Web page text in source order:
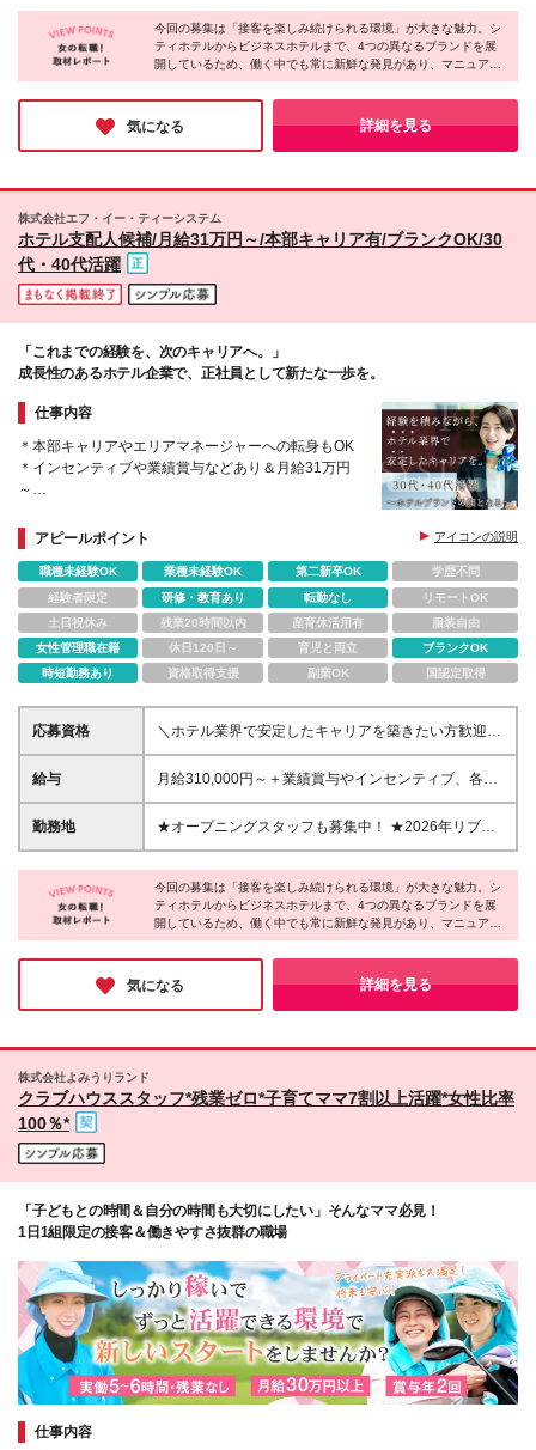
ず、固定残業代として支給し、20時間を超える時間外
労働は追加で支給。 ※金額は各個人の基本給によって
決定いたします。 ※研修制度あり 3ヶ月（労働条件の
リア（福岡県） ・ザ・セレクトン久留米 ・いやし処
ほてる寛楽 久留米駅前 ◎御殿場エリア（静岡県） ・
ザ・セレクトン富士山御殿場インター ・いやし処ほ
てる寛楽 富士山御殿場 ・ホテルセレクトイン富士山
御殿場 ・ほてる寛楽プレミア富士山・新御殿場イン
ター・国道246 ▼ホテル内の雰囲気などはこちらより
ルスタッフとして、活躍いただける方をお待ちしてい
ます！ 【全国50店舗でも採用中！】 東北エリア、関
国エリア、九州エリアにも店舗がございます！ ▼詳
勤可能な場合は、キャリアステップの中で移動の可能
性あり。 (変更の範囲)上記を除く当社関連勤務地
今回の募集は「接客を楽しみ続けられる環境」が大きな魅力。シ
ティホテルからビジネスホテルまで、4つの異なるブランドを展
開しているため、働く中でも常に新鮮な発見があり、マニュアル
通りの接客一辺倒ではなく、その場その場での気配りが喜ばれま
す。人が好き当方やこれまでの接客スキルを存分に活かせると思
います。ホテル業界で接客を長く続けたい方に、是非お勧めした
いです。
気になる 詳細を見る
株式会社エフ・イー・ティーシステム
ホテル支配人候補/月給31万円～/本部キャリア有/ブランクOK/30
代・40代活躍
「これまでの経験を、次のキャリアへ。」
成長性のあるホテル企業で、正社員として新たな一歩を。
仕事内容
＊本部キャリアやエリアマネージャーへの転身もOK
＊インセンティブや業績賞与などあり＆月給31万円
～
＊10年～30年超えの長期勤続メンバーも多数
アピールポイント アイコンの説明
職種未経験OK 業種未経験OK 第二新卒OK
学歴不問
経験者限定
研修・教育あり 転勤なし
リモートOK
土日祝休み
残業20時間以内 産育休活用有
服装自由
女性管理職在籍
休日120日～ 育児と両立
ブランクOK
時短勤務あり
資格取得支援 副業OK 国認定取得
応募資格
＼ホテル業界で安定したキャリアを築きたい方歓迎／
＊お人柄重視の採用です ＊ホテル業界に興味があ
る・好きな方も大歓迎です ■高卒以上 ■社会人経験3
な方 ・長期的キャリア形成を望む方 ・正社員として
腰を据えて長く働きたい方 ・数字を読むことに抵抗
自分のキャリアをしっかり築いていきたい方
給与
月給310,000円～＋業績賞与やインセンティブ、各種
手当 ★前職の給与を考慮します ★インセンティブ制
度あり ★職務手当、役職手当、交通費支給（上限2万
業代として支給し、20時間を超える時間外労働は追加
で支給。 ※金額は各個人の基本給によって決定いたし
ます。 ※研修制度あり 3ヶ月（労働条件の差異なし）
勤務地
★オープニングスタッフも募集中！ ★2026年リブラ
ンドオープン予定 【積極採用中の店舗】 ◎久留米エ
リア（福岡県） ・ザ・セレクトン久留米 ・いやし処
ほてる寛楽 久留米駅前 ◎御殿場エリア（静岡県） ・
ザ・セレクトン富士山御殿場インター ・いやし処ほ
てる寛楽 富士山御殿場 ・ホテルセレクトイン富士山
御殿場 ・ほてる寛楽プレミア富士山・新御殿場イン
ター・国道246 ▼ホテル内の雰囲気などはこちらより
スタッフとして、活躍いただける方をお待ちしていま
す！ 【全国50店舗でも採用中！】 東北エリア、関東
可能な場合は、キャリアステップの中で移動の可能性
あり。 (変更の範囲)上記を除く当社関連勤務地
今回の募集は「接客を楽しみ続けられる環境」が大きな魅力。シ
ティホテルからビジネスホテルまで、4つの異なるブランドを展
開しているため、働く中でも常に新鮮な発見があり、マニュアル
通りの接客一辺倒ではなく、その場その場での気配りが喜ばれま
す。人が好き当方やこれまでの接客スキルを存分に活かせると思
います。ホテル業界で接客を長く続けたい方に、是非お勧めした
いです。
気になる 詳細を見る
株式会社よみうりランド
クラブハウススタッフ*残業ゼロ*子育てママ7割以上活躍*女性比率
100％*
「子どもとの時間＆自分の時間も大切にしたい」そんなママ必見！
1日1組限定の接客＆働きやすさ抜群の職場
仕事内容